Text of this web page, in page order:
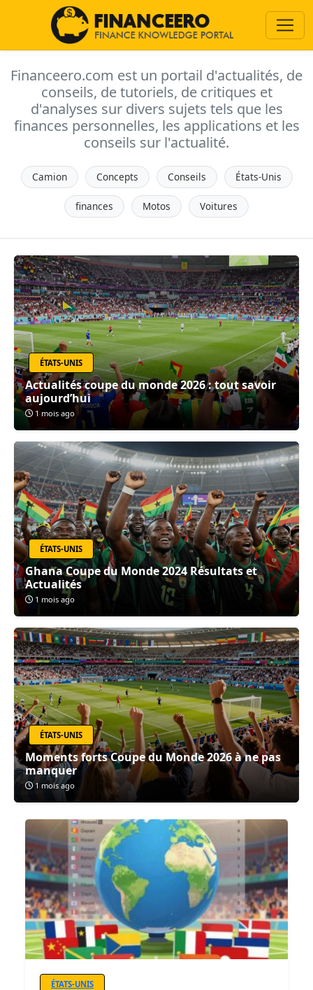
Financeero.com est un portail d'actualités, de
conseils, de tutoriels, de critiques et
d'analyses sur divers sujets tels que les
finances personnelles, les applications et les
conseils sur l'actualité.
Camion Concepts Conseils États-Unis
finances Motos Voitures
ÉTATS-UNIS
Actualités coupe du monde 2026 : tout savoir
aujourd’hui
1 mois ago
ÉTATS-UNIS
Ghana Coupe du Monde 2024 Résultats et
Actualités
1 mois ago
ÉTATS-UNIS
Moments forts Coupe du Monde 2026 à ne pas
manquer
1 mois ago
ÉTATS-UNIS